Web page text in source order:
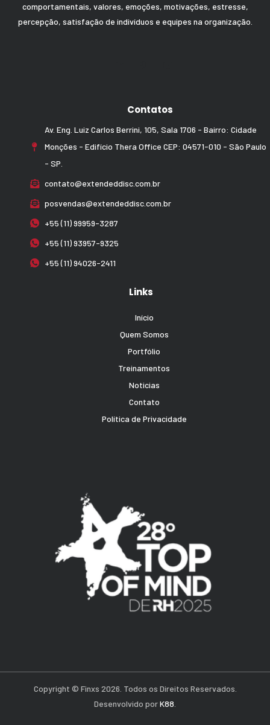
comportamentais, valores, emoções, motivações, estresse,
percepção, satisfação de indivíduos e equipes na organização.
Contatos
Av. Eng. Luiz Carlos Berrini, 105, Sala 1706 - Bairro: Cidade
Monções - Edifício Thera Office CEP: 04571-010 - São Paulo
- SP.
contato@extendeddisc.com.br
posvendas@extendeddisc.com.br
+55 (11) 99959-3287
+55 (11) 93957-9325
+55 (11) 94026-2411
Links
Início
Quem Somos
Portfólio
Treinamentos
Noticias
Contato
Política de Privacidade
Copyright © Finxs 2026. Todos os Direitos Reservados.
Desenvolvido porK88